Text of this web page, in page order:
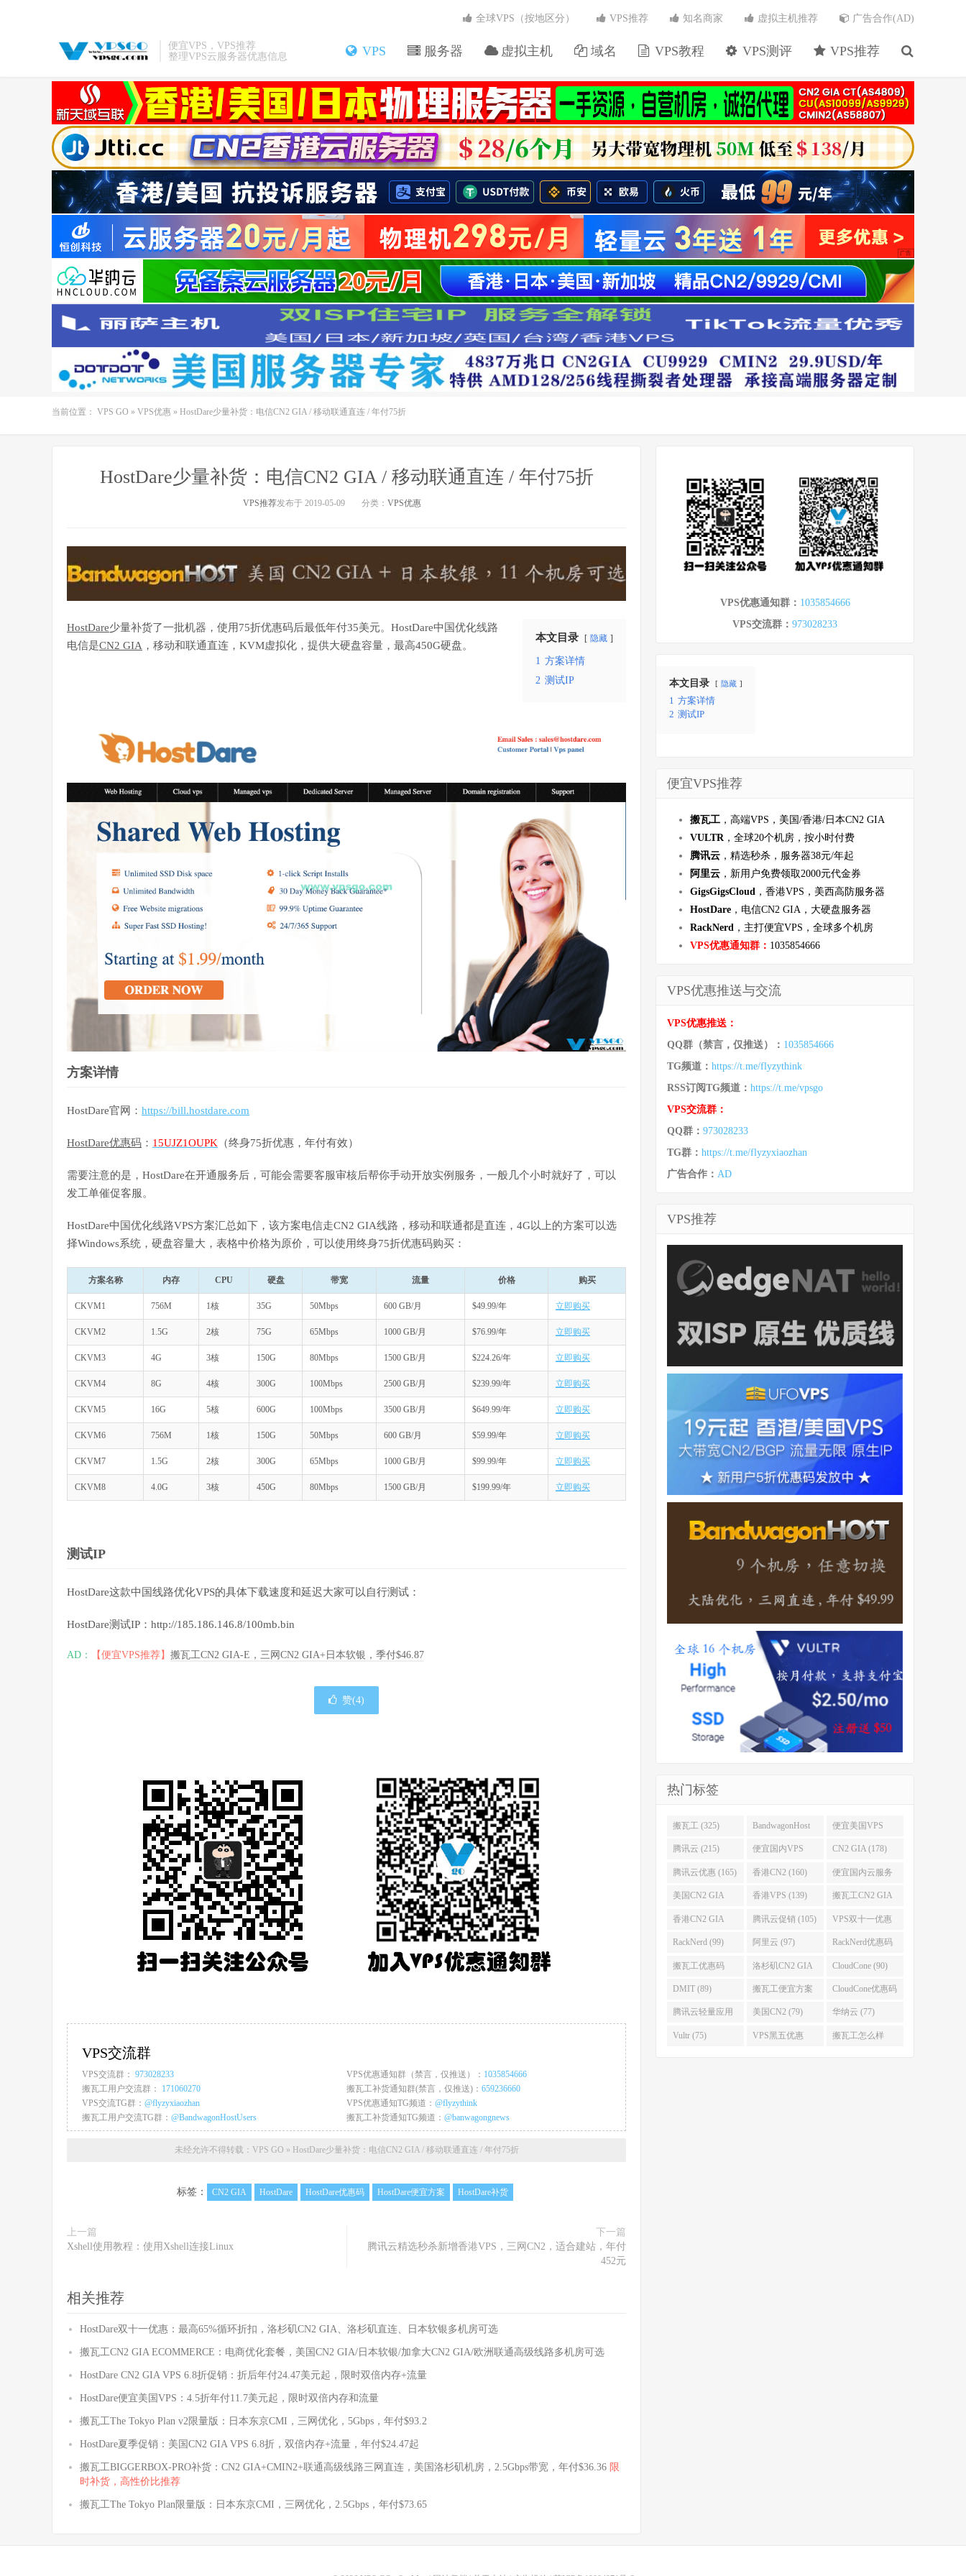
便宜VPS，VPS推荐
整理VPS云服务器优惠信息
VPS 服务器 虚拟主机 域名 VPS教程 VPS测评 VPS推荐
全球VPS（按地区分） VPS推荐 知名商家 虚拟主机推荐 广告合作(AD)
当前位置： VPS GO » VPS优惠 » HostDare少量补货：电信CN2 GIA / 移动联通直连 / 年付75折
HostDare少量补货：电信CN2 GIA / 移动联通直连 / 年付75折
VPS推荐发布于 2019-05-09 分类： VPS优惠
本文目录 隐藏
1 方案详情
2 测试IP
HostDare少量补货了一批机器，使用75折优惠码后最低年付35美元。HostDare中国优化线路
电信是CN2 GIA ，移动和联通直连，KVM虚拟化，提供大硬盘容量，最高450G硬盘。
方案详情
HostDare官网： https://bill.hostdare.com
HostDare优惠码 ： 15UJZ1OUPK （终身75折优惠，年付有效）
需要注意的是，HostDare在开通服务后，可能会需要客服审核后帮你手动开放实例服务，一般几个小时就好了，可以
发工单催促客服。
HostDare中国优化线路VPS方案汇总如下，该方案电信走CN2 GIA线路，移动和联通都是直连，4G以上的方案可以选
择Windows系统，硬盘容量大，表格中价格为原价，可以使用终身75折优惠码购买：
方案名称 内存 CPU 硬盘 带宽 流量 价格 购买
CKVM1 756M 1核 35G 50Mbps 600 GB/月 $49.99/年 立即购买
CKVM2 1.5G 2核 75G 65Mbps 1000 GB/月 $76.99/年 立即购买
CKVM3 4G 3核 150G 80Mbps 1500 GB/月 $224.26/年 立即购买
CKVM4 8G 4核 300G 100Mbps 2500 GB/月 $239.99/年 立即购买
CKVM5 16G 5核 600G 100Mbps 3500 GB/月 $649.99/年 立即购买
CKVM6 756M 1核 150G 50Mbps 600 GB/月 $59.99/年 立即购买
CKVM7 1.5G 2核 300G 65Mbps 1000 GB/月 $99.99/年 立即购买
CKVM8 4.0G 3核 450G 80Mbps 1500 GB/月 $199.99/年 立即购买
测试IP
HostDare这款中国线路优化VPS的具体下载速度和延迟大家可以自行测试：
HostDare测试IP：http://185.186.146.8/100mb.bin
AD： 【便宜VPS推荐】 搬瓦工CN2 GIA-E，三网CN2 GIA+日本软银，季付$46.87
赞(4)
VPS交流群
VPS交流群： 973028233 VPS优惠通知群（禁言，仅推送）： 1035854666
搬瓦工用户交流群： 171060270 搬瓦工补货通知群(禁言，仅推送)： 659236660
VPS交流TG群： @flyzyxiaozhan VPS优惠通知TG频道： @flyzythink
搬瓦工用户交流TG群： @BandwagonHostUsers 搬瓦工补货通知TG频道： @banwagongnews
未经允许不得转载： VPS GO » HostDare少量补货：电信CN2 GIA / 移动联通直连 / 年付75折
标签： CN2 GIA HostDare HostDare优惠码 HostDare便宜方案 HostDare补货
上一篇
Xshell使用教程：使用Xshell连接Linux
下一篇
腾讯云精选秒杀新增香港VPS，三网CN2，适合建站，年付
452元
相关推荐
HostDare双十一优惠：最高65%循环折扣，洛杉矶CN2 GIA、洛杉矶直连、日本软银多机房可选
搬瓦工CN2 GIA ECOMMERCE：电商优化套餐，美国CN2 GIA/日本软银/加拿大CN2 GIA/欧洲联通高级线路多机房可选
HostDare CN2 GIA VPS 6.8折促销：折后年付24.47美元起，限时双倍内存+流量
HostDare便宜美国VPS：4.5折年付11.7美元起，限时双倍内存和流量
搬瓦工The Tokyo Plan v2限量版：日本东京CMI，三网优化，5Gbps，年付$93.2
HostDare夏季促销：美国CN2 GIA VPS 6.8折，双倍内存+流量，年付$24.47起
搬瓦工BIGGERBOX-PRO补货：CN2 GIA+CMIN2+联通高级线路三网直连，美国洛杉矶机房，2.5Gbps带宽，年付$36.36 限
时补货，高性价比推荐
搬瓦工The Tokyo Plan限量版：日本东京CMI，三网优化，2.5Gbps，年付$73.65
VPS优惠通知群： 1035854666
VPS交流群： 973028233
本文目录 隐藏
1 方案详情
2 测试IP
便宜VPS推荐
搬瓦工 ，高端VPS，美国/香港/日本CN2 GIA
VULTR ，全球20个机房，按小时付费
腾讯云 ，精选秒杀，服务器38元/年起
阿里云 ，新用户免费领取2000元代金券
GigsGigsCloud ，香港VPS，美西高防服务器
HostDare ，电信CN2 GIA，大硬盘服务器
RackNerd ，主打便宜VPS，全球多个机房
VPS优惠通知群： 1035854666
VPS优惠推送与交流
VPS优惠推送：
QQ群（禁言，仅推送）： 1035854666
TG频道： https://t.me/flyzythink
RSS订阅TG频道： https://t.me/vpsgo
VPS交流群：
QQ群： 973028233
TG群： https://t.me/flyzyxiaozhan
广告合作： AD
VPS推荐
热门标签
搬瓦工 (325) BandwagonHost
(223)
便宜美国VPS
(222)
腾讯云 (215) 便宜国内VPS
(184)
CN2 GIA (178)
腾讯云优惠 (165) 香港CN2 (160) 便宜国内云服务
器 (152)
美国CN2 GIA
(141)
香港VPS (139) 搬瓦工CN2 GIA
(118)
香港CN2 GIA
(111)
腾讯云促销 (105) VPS双十一优惠
(102)
RackNerd (99) 阿里云 (97) RackNerd优惠码
(93)
搬瓦工优惠码
(92)
洛杉矶CN2 GIA
(92)
CloudCone (90)
DMIT (89) 搬瓦工便宜方案
(86)
CloudCone优惠码
(82)
腾讯云轻量应用
服务器 (82)
美国CN2 (79) 华纳云 (77)
Vultr (75) VPS黑五优惠 搬瓦工怎么样